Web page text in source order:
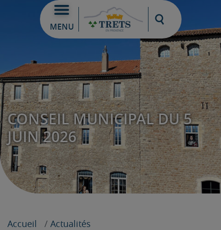
MENU
Moteur de
CONSEIL MUNICIPAL DU 5
JUIN 2026
Accueil
Actualités